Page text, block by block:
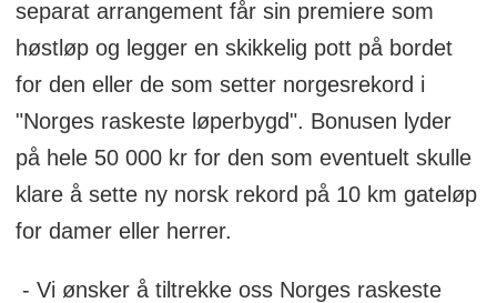
separat arrangement får sin premiere som
høstløp og legger en skikkelig pott på bordet
for den eller de som setter norgesrekord i
"Norges raskeste løperbygd". Bonusen lyder
på hele 50 000 kr for den som eventuelt skulle
klare å sette ny norsk rekord på 10 km gateløp
for damer eller herrer.
- Vi ønsker å tiltrekke oss Norges raskeste